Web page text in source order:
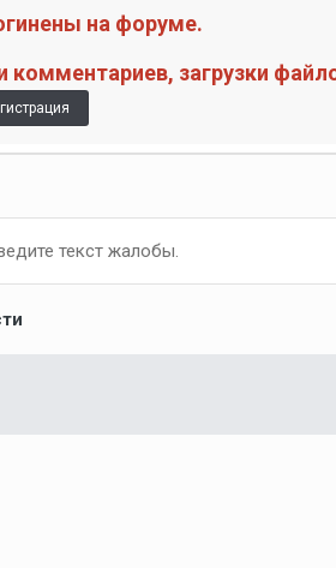
на форуме.
загрузки
текст жалобы.